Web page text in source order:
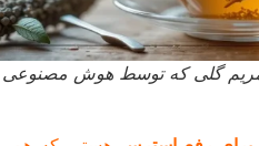
گلی که توسط هوش مصنوعی